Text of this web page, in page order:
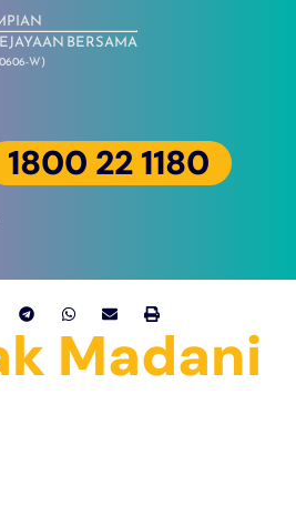
BERSAMA
W)
1800 22 1180
Madani